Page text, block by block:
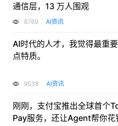
通信层，13 万人围观
8769 AI资讯
AI时代的人才，我觉得最重
点特质。
9538 AI资讯
刚刚，支付宝推出全球首个
Pay服务，还让Agent帮你花